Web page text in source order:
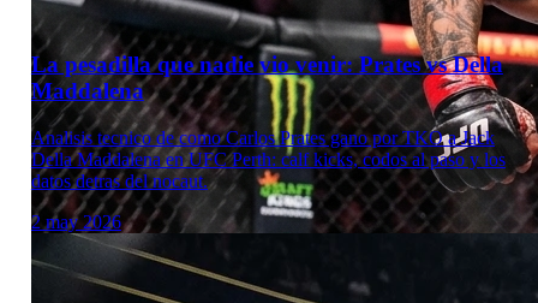
La pesadilla que nadie vio venir: Prates vs Della
Maddalena
Analisis tecnico de como Carlos Prates gano por TKO a Jack
Della Maddalena en UFC Perth: calf kicks, codos al paso y los
datos detras del nocaut.
2 may 2026